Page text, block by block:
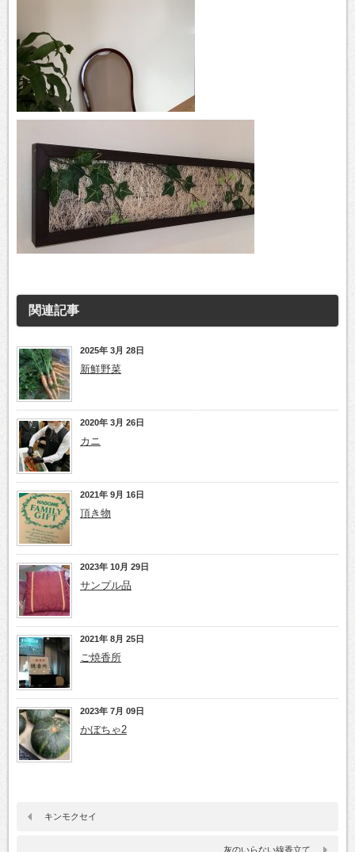
関連記事
2025年 3月 28日
新鮮野菜
2020年 3月 26日
カニ
2021年 9月 16日
頂き物
2023年 10月 29日
サンプル品
2021年 8月 25日
ご焼香所
2023年 7月 09日
かぼちゃ2
キンモクセイ
灰のいらない線香立て